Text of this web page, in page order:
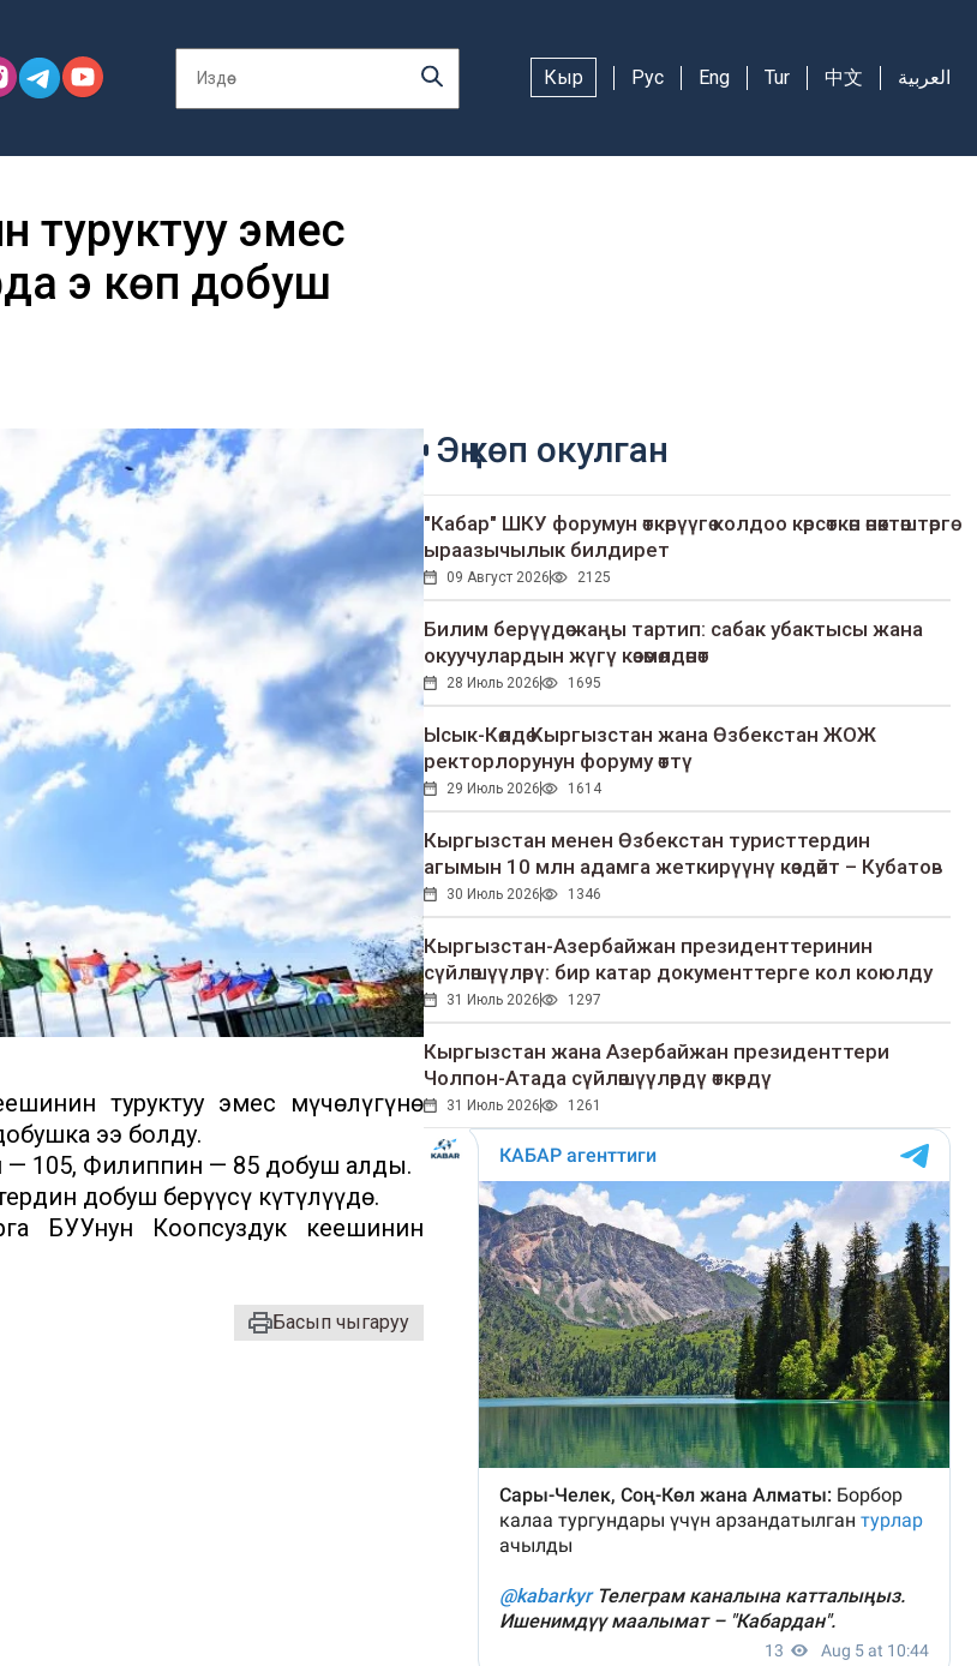
Кыр Рус Eng Tur 中文 العربية
туруктуу эмес
эң көп добуш
туруктуу эмес мүчөлүгүнө
ээ болду.
— 105, Филиппин — 85 добуш алды.
добуш берүүсү күтүлүүдө.
БУУнун Коопсуздук кеңешинин
Басып чыгаруу
Эң көп окулган
"Кабар" ШКУ форумун өткөрүүгө колдоо көрсөткөн өнөктөштөргө
ыраазычылык билдирет
09 Август 2026 2125
Билим берүүдө жаңы тартип: сабак убактысы жана
окуучулардын жүгү көзөмөлдөнөт
28 Июль 2026 1695
Ысык-Көлдө Кыргызстан жана Өзбекстан ЖОЖ
ректорлорунун форуму өттү
29 Июль 2026 1614
Кыргызстан менен Өзбекстан туристтердин
агымын 10 млн адамга жеткирүүнү көздөйт – Кубатов
30 Июль 2026 1346
Кыргызстан-Азербайжан президенттеринин
сүйлөшүүлөрү: бир катар документтерге кол коюлду
31 Июль 2026 1297
Кыргызстан жана Азербайжан президенттери
Чолпон-Атада сүйлөшүүлөрдү өткөрдү
31 Июль 2026 1261